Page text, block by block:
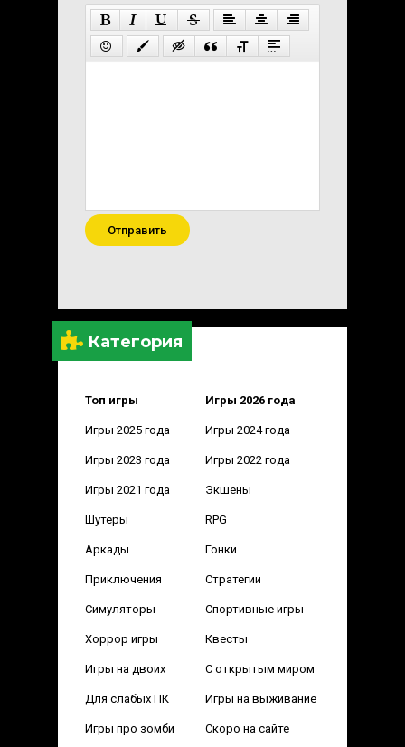
Категория
Топ игры Игры 2026 года
Игры 2025 года Игры 2024 года
Игры 2023 года Игры 2022 года
Игры 2021 года Экшены
Шутеры RPG
Аркады Гонки
Приключения Стратегии
Симуляторы Спортивные игры
Хоррор игры Квесты
Игры на двоих С открытым миром
Для слабых ПК Игры на выживание
Игры про зомби Скоро на сайте
Отправить